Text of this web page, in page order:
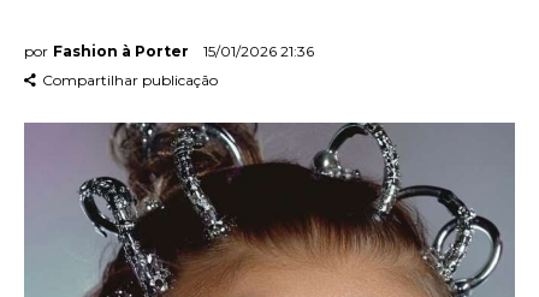
por Fashion à Porter
15/01/2026 21:36
Compartilhar publicação